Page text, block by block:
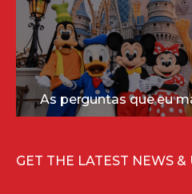
GET THE LATEST NEWS &